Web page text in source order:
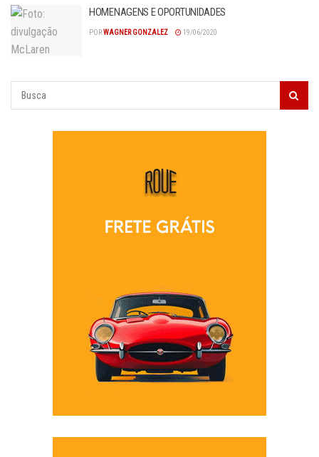
HOMENAGENS E OPORTUNIDADES
PORWAGNER GONZALEZ 19/06/2020